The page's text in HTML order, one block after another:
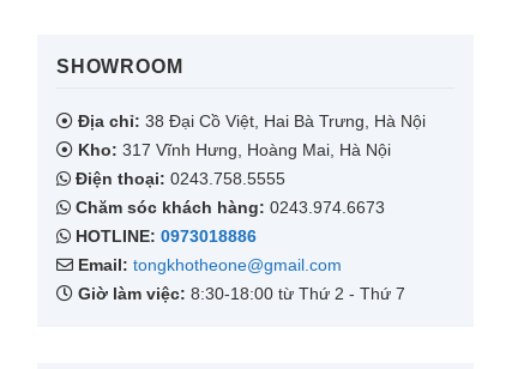
SHOWROOM​
Địa chỉ: 38 Đại Cồ Việt, Hai Bà Trưng, Hà Nội
Kho: 317 Vĩnh Hưng, Hoàng Mai, Hà Nội
Điện thoại: 0243.758.5555
Chăm sóc khách hàng: 0243.974.6673
HOTLINE: 0973018886
Email: tongkhotheone@gmail.com
Giờ làm việc: 8:30-18:00 từ Thứ 2 - Thứ 7